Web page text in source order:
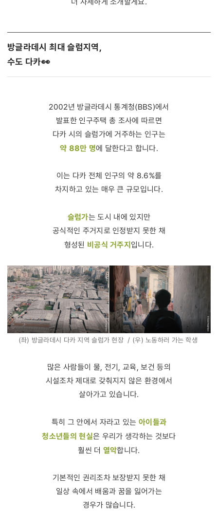
방글라데시 최대 슬럼지역,
수도 다카👀
2002년 방글라데시 통계청(BBS)에서
발표한 인구주택 총 조사에 따르면
다카 시의 슬럼가에 거주하는 인구는
약 88만 명에 달한다고 합니다.
이는 다카 전체 인구의 약 8.6%를
차지하고 있는 매우 큰 규모입니다.
슬럼가는 도시 내에 있지만
공식적인 주거지로 인정받지 못한 채
형성된 비공식 거주지입니다.
(좌) 방글라데시 다카 지역 슬럼가 현장 / (우) 노동하러 가는 학생
많은 사람들이 물, 전기, 교육, 보건 등의
시설조차 제대로 갖춰지지 않은 환경에서
살아가고 있습니다.
특히 그 안에서 자라고 있는 아이들과
청소년들의 현실은 우리가 생각하는 것보다
훨씬 더 열악합니다.
기본적인 권리조차 보장받지 못한 채
일상 속에서 배움과 꿈을 잃어가는
경우가 많습니다.